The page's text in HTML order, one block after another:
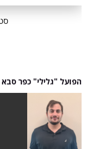
הפועל "גלילי" כפר